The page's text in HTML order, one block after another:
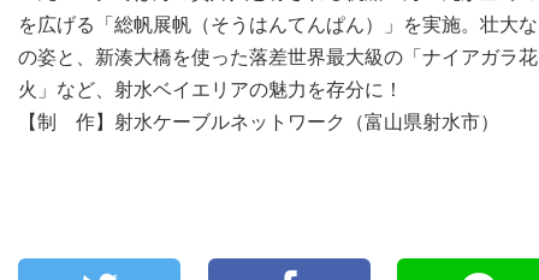
を広げる「総帆展帆（そうはんてんぱん）」を実施。壮大
の姿と、新湊大橋を使った落差世界最大級の「ナイアガラ花
火」など、射水ベイエリアの魅力を存分に！
【制 作】射水ケーブルネットワーク（富山県射水市）